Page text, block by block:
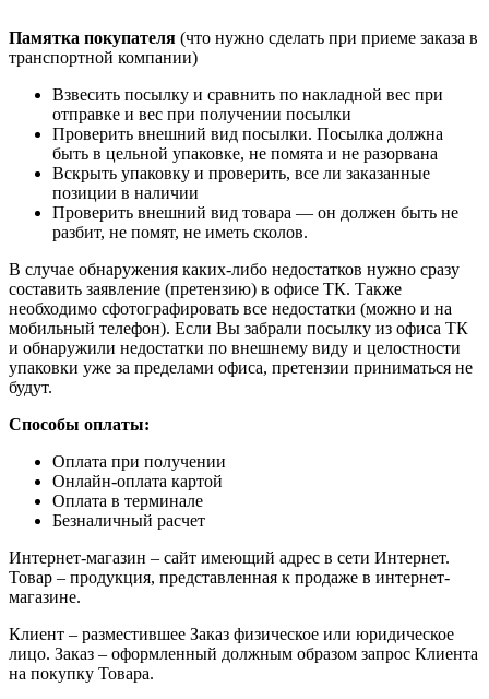
Памятка покупателя (что нужно сделать при приеме заказа в
транспортной компании)
Взвесить посылку и сравнить по накладной вес при
отправке и вес при получении посылки
Проверить внешний вид посылки. Посылка должна
быть в цельной упаковке, не помята и не разорвана
Вскрыть упаковку и проверить, все ли заказанные
позиции в наличии
Проверить внешний вид товара — он должен быть не
разбит, не помят, не иметь сколов.
В случае обнаружения каких-либо недостатков нужно сразу
составить заявление (претензию) в офисе ТК. Также
необходимо сфотографировать все недостатки (можно и на
мобильный телефон). Если Вы забрали посылку из офиса ТК
и обнаружили недостатки по внешнему виду и целостности
упаковки уже за пределами офиса, претензии приниматься не
будут.
Способы оплаты:
Оплата при получении
Онлайн-оплата картой
Оплата в терминале
Безналичный расчет
Интернет-магазин – сайт имеющий адрес в сети Интернет.
Товар – продукция, представленная к продаже в интернет-
магазине.
Клиент – разместившее Заказ физическое или юридическое
лицо. Заказ – оформленный должным образом запрос Клиента
на покупку Товара.